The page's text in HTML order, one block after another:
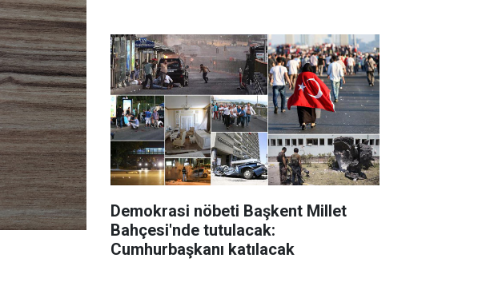
Demokrasi nöbeti Başkent Millet
Bahçesi'nde tutulacak:
Cumhurbaşkanı katılacak